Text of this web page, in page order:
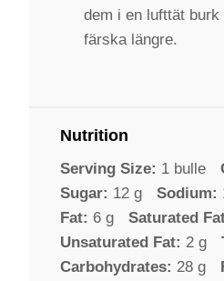
dem i en lufttät
färska längre.
Nutrition
Serving Size: 1 bulle
Sugar: 12 g Sodium:
Fat: 6 g Saturated
Unsaturated Fat: 2 g
Carbohydrates: 28 g